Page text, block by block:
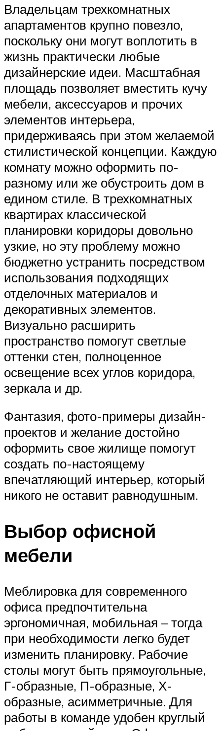
Владельцам трехкомнатных
апартаментов крупно повезло,
поскольку они могут воплотить в
жизнь практически любые
дизайнерские идеи. Масштабная
площадь позволяет вместить кучу
мебели, аксессуаров и прочих
элементов интерьера,
придерживаясь при этом желаемой
стилистической концепции. Каждую
комнату можно оформить по-
разному или же обустроить дом в
едином стиле. В трехкомнатных
квартирах классической
планировки коридоры довольно
узкие, но эту проблему можно
бюджетно устранить посредством
использования подходящих
отделочных материалов и
декоративных элементов.
Визуально расширить
пространство помогут светлые
оттенки стен, полноценное
освещение всех углов коридора,
зеркала и др.
Фантазия, фото-примеры дизайн-
проектов и желание достойно
оформить свое жилище помогут
создать по-настоящему
впечатляющий интерьер, который
никого не оставит равнодушным.
Выбор офисной
мебели
Меблировка для современного
офиса предпочтительна
эргономичная, мобильная – тогда
при необходимости легко будет
изменить планировку. Рабочие
столы могут быть прямоугольные,
Г-образные, П-образные, Х-
образные, асимметричные. Для
работы в команде удобен круглый